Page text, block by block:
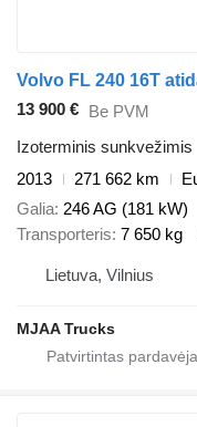
Volvo FL 240 16T
13 900 € Be PVM
Izoterminis sunkvežimis
2013
271 662 km
Galia 246 AG (181 kW)
Transporteris 7 650 kg
Lietuva, Vilnius
MJAA Trucks